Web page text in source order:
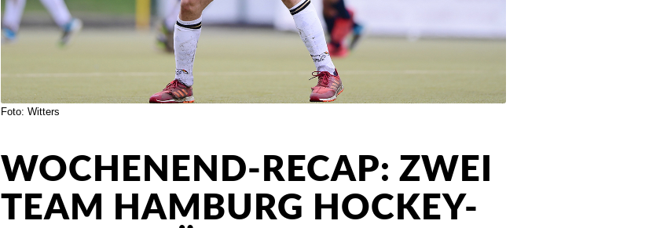
Foto: Witters
WOCHENEND-RECAP: ZWEI
TEAM HAMBURG HOCKEY-